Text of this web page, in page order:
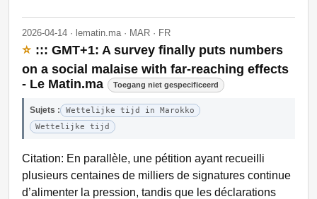
2026-04-14 · lematin.ma · MAR · FR
⭐ ::: GMT+1: A survey finally puts numbers
on a social malaise with far-reaching effects
- Le Matin.ma
Toegang niet gespecificeerd
Sujets :
Wettelijke tijd in Marokko
Wettelijke tijd
Citation: En parallèle, une pétition ayant recueilli
plusieurs centaines de milliers de signatures continue
d’alimenter la pression, tandis que les déclarations